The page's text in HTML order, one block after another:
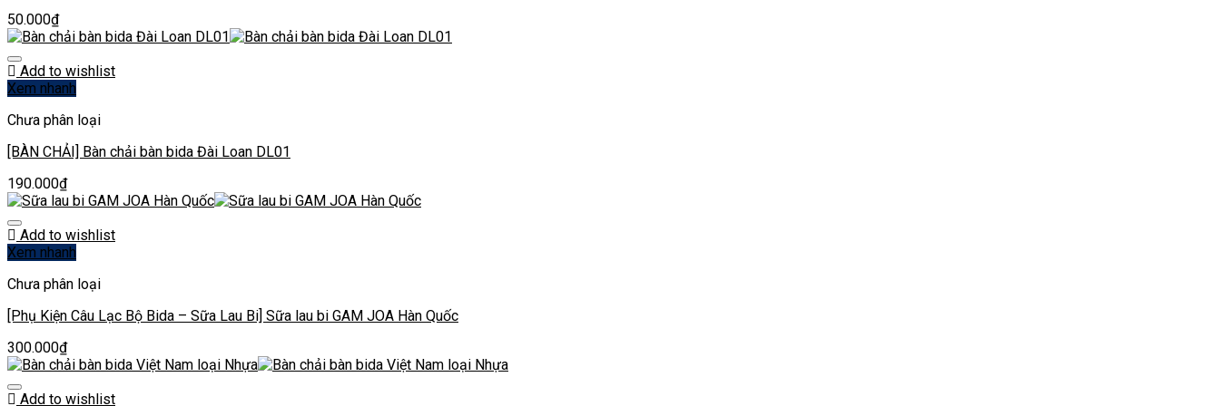
50.000₫
Add to wishlist
Xem nhanh
Chưa phân loại
[BÀN CHẢI] Bàn chải bàn bida Đài Loan DL01
190.000₫
Add to wishlist
Xem nhanh
Chưa phân loại
[Phụ Kiện Câu Lạc Bộ Bida – Sữa Lau Bi] Sữa lau bi GAM JOA Hàn Quốc
300.000₫
Add to wishlist